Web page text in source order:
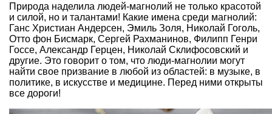
Природа наделила людей-магнолий не только красотой
и силой, но и талантами! Какие имена среди магнолий:
Ганс Христиан Андерсен, Эмиль Золя, Николай Гоголь,
Отто фон Бисмарк, Сергей Рахманинов, Филипп Генри
Госсе, Александр Герцен, Николай Склифосовский и
другие. Это говорит о том, что люди-магнолии могут
найти свое призвание в любой из областей: в музыке, в
политике, в искусстве и медицине. Перед ними открыты
все дороги!